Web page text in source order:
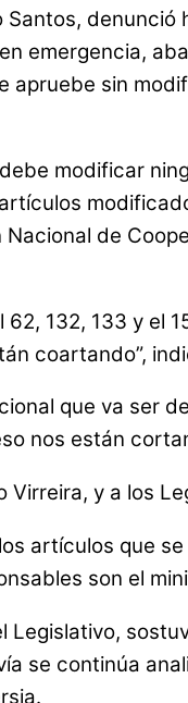
emergencia,
sin
modificar
de
132, 133 y el
coartando”,
que va ser
nos están
y a los
artículos que
son el
se continúa